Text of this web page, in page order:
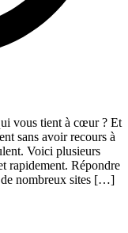
vous tient à cœur ? Et
sans avoir recours à
Voici plusieurs
rapidement. Répondre
de nombreux sites […]